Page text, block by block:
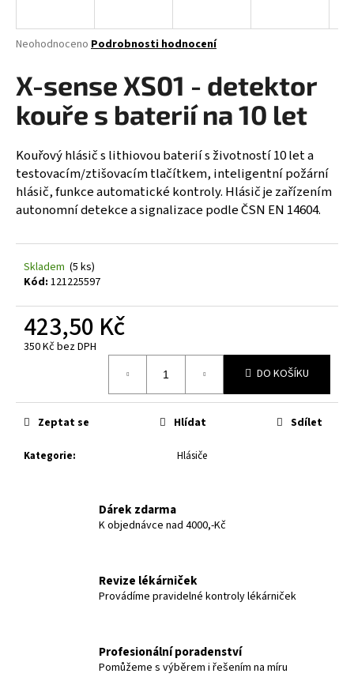
Průměrné
produktu
je
0,0
hvězdiček.
Neohodnoceno Podrobnosti hodnocení
X-sense XS01 - detektor
kouře s baterií na 10 let
Kouřový hlásič s lithiovou baterií s životností 10 let a
testovacím/ztišovacím tlačítkem, inteligentní požární
hlásič, funkce automatické kontroly. Hlásič je zařízením
autonomní detekce a signalizace podle ČSN EN 14604.
Skladem (5 ks)
Kód: 121225597
423,50 Kč
350 Kč bez DPH
DO KOŠÍKU
Kategorie: Hlásiče
Zeptat se Hlídat Sdílet
Dárek zdarma
K objednávce nad 4000,-Kč
Revize lékárniček
Provádíme pravidelné kontroly lékárniček
Profesionální poradenství
Pomůžeme s výběrem i řešením na míru
j
t
?
HLEDAT
o
p
o
u
e
m